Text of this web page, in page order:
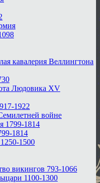
кавалерия Веллингтона
Людовика XV
1922
войне
1799-1814
1814
1500
викингов 793-1066
1100-1300